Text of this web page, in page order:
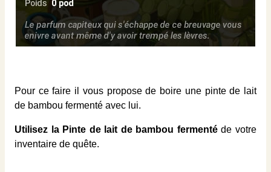
Pour ce faire il vous propose de boire une pinte de lait
de bambou fermenté avec lui.
Utilisez la Pinte de lait de bambou fermentéde votre
inventaire de quête.